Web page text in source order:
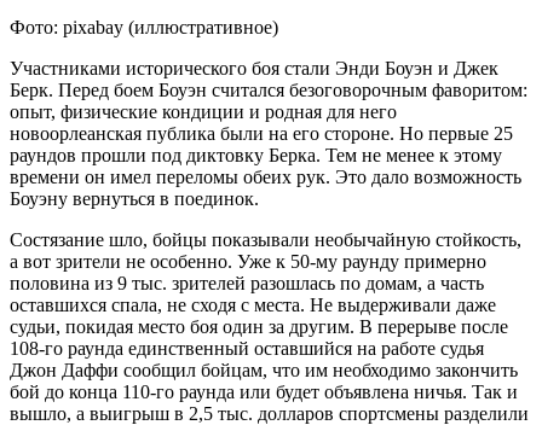
Фото: pixabay (иллюстративное)
Участниками исторического боя стали Энди Боуэн и Джек
Берк. Перед боем Боуэн считался безоговорочным фаворитом:
опыт, физические кондиции и родная для него
новоорлеанская публика были на его стороне. Но первые 25
раундов прошли под диктовку Берка. Тем не менее к этому
времени он имел переломы обеих рук. Это дало возможность
Боуэну вернуться в поединок.
Состязание шло, бойцы показывали необычайную стойкость,
а вот зрители не особенно. Уже к 50-му раунду примерно
половина из 9 тыс. зрителей разошлась по домам, а часть
оставшихся спала, не сходя с места. Не выдерживали даже
судьи, покидая место боя один за другим. В перерыве после
108-го раунда единственный оставшийся на работе судья
Джон Даффи сообщил бойцам, что им необходимо закончить
бой до конца 110-го раунда или будет объявлена ничья. Так и
вышло, а выигрыш в 2,5 тыс. долларов спортсмены разделили